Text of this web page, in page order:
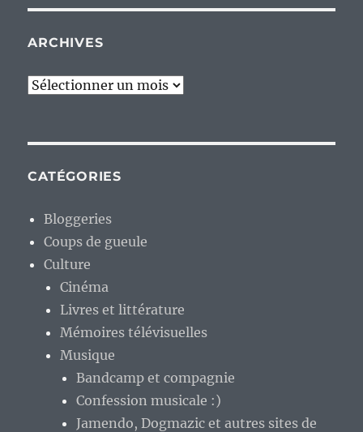
ARCHIVES
Archives
CATÉGORIES
Bloggeries
Coups de gueule
Culture
Cinéma
Livres et littérature
Mémoires télévisuelles
Musique
Bandcamp et compagnie
Confession musicale :)
Jamendo, Dogmazic et autres sites de